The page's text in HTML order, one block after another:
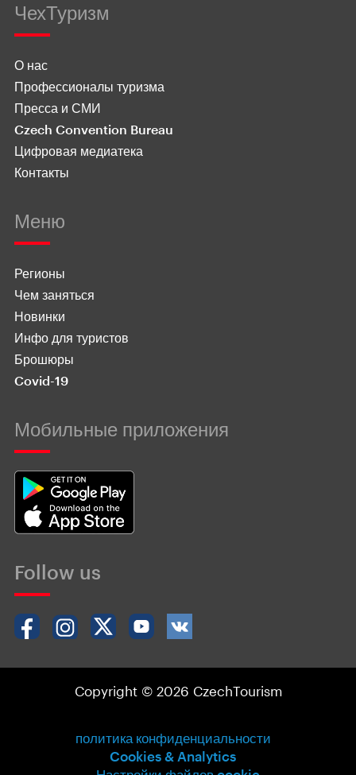
ЧехТуризм
О нас
Профессионалы туризма
Пресса и СМИ
Czech Convention Bureau
Цифровая медиатека
Контакты
Меню
Регионы
Чем заняться
Новинки
Инфо для туристов
Брошюры
Covid-19
Мобильные приложения
Follow us
Copyright © 2026 CzechTourism
политика конфиденциальности
Cookies & Analytics